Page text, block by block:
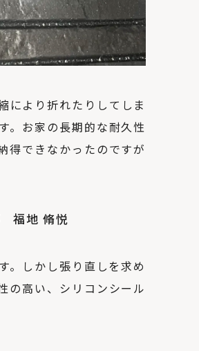
により折れたりしてしま
。お家の長期的な耐久性
得できなかったのですが
福地 脩悦
。しかし張り直しを求め
の高い、シリコンシール